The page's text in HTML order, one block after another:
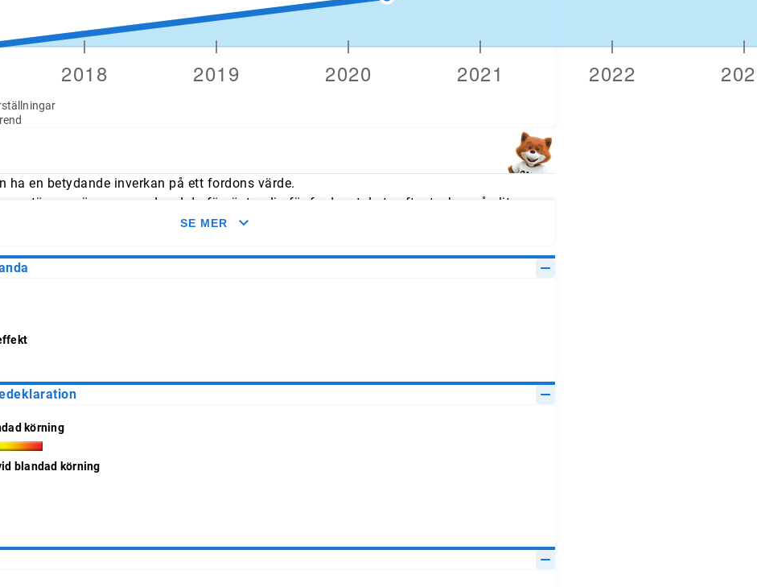
ha en betydande inverkan på ett fordons värde.
stämmer överens med vad du förväntar dig för fordonet. Leta efter tecken på slitage
med typliga årliga genomsnitt.
SE MER
körning
blandad körning